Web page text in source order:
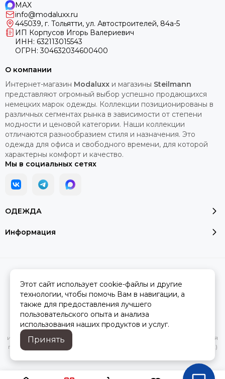
MAX
info@modaluxx.ru
445039, г. Тольятти, ул. Автостроителей, 84а-5
ИП Корпусов Игорь Валериевич
ИНН: 632113015543
ОГРН: 304632034600400
ОДЕЖДА
Информация
О компании
Интернет-магазин Modaluxx и магазины Steilmann
представляют огромный выбор успешно продающихся
немецких марок одежды. Коллекции позиционированы в
различных сегментах рынка в зависимости от степени
модности и ценовой категории. Наши коллекции
отличаются разнообразием стиля и назначения. Это
одежда для офиса и свободного времени, для которой
характерны комфорт и качество.
Мы в социальных сетях
Сделано вMOSK.STUDIOдля платформы InSales
характеристик, стоимости товаров и услуг, носит
информационный характер и ни при каких условиях не является
публичной офертой, определяемой положениями Статьи 437(2)
Этот сайт использует cookie-файлы и другие
технологии, чтобы помочь Вам в навигации, а
также для предоставления лучшего
пользовательского опыта и анализа
использования наших продуктов и услуг.
Принять